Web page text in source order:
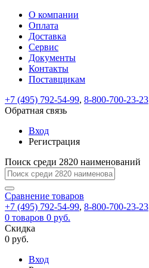
ВходРегистрация
test@example.com
отправлена
по
ней
завершения
регистрации.
Ок
Запомнить
меня
Забыли
Восстановление
пароля
Заполните
форму.
Мы
отправим
ссылку
указанный
электронный
перейдя
по
которой
вы
задать
На
вашу
почту
test@test.ru
ссылка.
Перейдите
по
для
смены
пароля.
Введите
новый
пароль
Сменить
Пароль
успешно
восстановлен
Обратная
связь
Сообщение
пользовательского
сообщение
успешно
отправлено.
О компании
Оплата
Доставка
Сервис
Документы
Контакты
Поставщикам
+7 (495) 792-54-99, 8-800-700-23-23
Обратная связь
Вход
Регистрация
Поиск среди 2820 наименований
Сравнение товаров
+7 (495) 792-54-99, 8-800-700-23-23
0 товаров 0 руб.
Скидка
0 руб.
Вход